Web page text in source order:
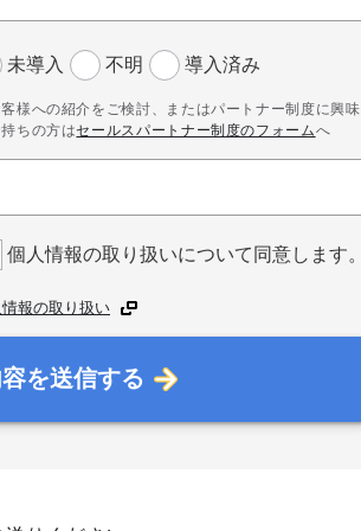
未導入 不明 導入済み
様への紹介をご検討、またはパートナー制度に興味
ちの方はセールスパートナー制度のフォームへ
個人情報の取り扱いについて同意します。
報の取り扱い
を送信する